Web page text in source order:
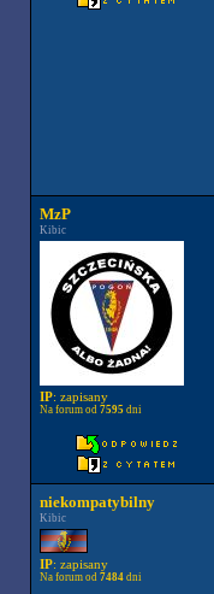
MzP
Kibic
IP: zapisany
Na forum od 7595dni
niekompatybilny
Kibic
IP: zapisany
Na forum od 7484dni